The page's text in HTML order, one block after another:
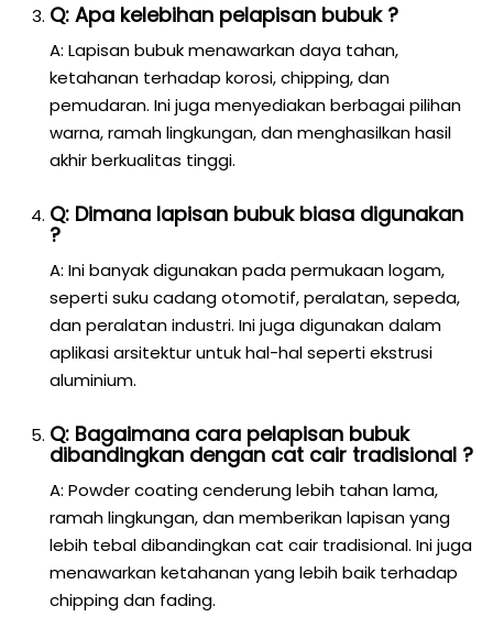
Q: Apa kelebihan pelapisan bubuk ?
A: Lapisan bubuk menawarkan daya tahan,
ketahanan terhadap korosi, chipping, dan
pemudaran. Ini juga menyediakan berbagai pilihan
warna, ramah lingkungan, dan menghasilkan hasil
akhir berkualitas tinggi.
Q: Dimana lapisan bubuk biasa digunakan
?
A: Ini banyak digunakan pada permukaan logam,
seperti suku cadang otomotif, peralatan, sepeda,
dan peralatan industri. Ini juga digunakan dalam
aplikasi arsitektur untuk hal-hal seperti ekstrusi
aluminium.
Q: Bagaimana cara pelapisan bubuk
dibandingkan dengan cat cair tradisional ?
A: Powder coating cenderung lebih tahan lama,
ramah lingkungan, dan memberikan lapisan yang
lebih tebal dibandingkan cat cair tradisional. Ini juga
menawarkan ketahanan yang lebih baik terhadap
chipping dan fading.